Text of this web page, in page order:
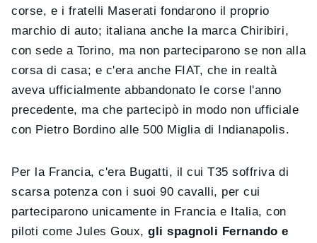
corse, e i fratelli Maserati fondarono il proprio
marchio di auto; italiana anche la marca Chiribiri,
con sede a Torino, ma non parteciparono se non alla
corsa di casa; e c'era anche FIAT, che in realtà
aveva ufficialmente abbandonato le corse l'anno
precedente, ma che partecipò in modo non ufficiale
con Pietro Bordino alle 500 Miglia di Indianapolis.
Per la Francia, c'era Bugatti, il cui T35 soffriva di
scarsa potenza con i suoi 90 cavalli, per cui
parteciparono unicamente in Francia e Italia, con
piloti come Jules Goux,gli spagnoli Fernando e